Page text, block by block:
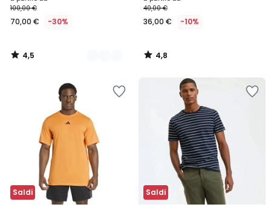
100,00 €
70,00 € -30%
4,5
/
40,00 €
36,00 € -10%
4,8
/
Saldi Saldi